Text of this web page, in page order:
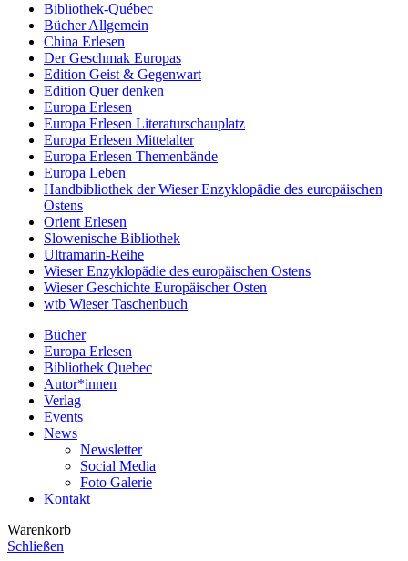
Bibliothek-Québec
Bücher Allgemein
China Erlesen
Der Geschmak Europas
Edition Geist & Gegenwart
Edition Quer denken
Europa Erlesen
Europa Erlesen Literaturschauplatz
Europa Erlesen Mittelalter
Europa Erlesen Themenbände
Europa Leben
Handbibliothek der Wieser Enzyklopädie des europäischen
Ostens
Orient Erlesen
Slowenische Bibliothek
Ultramarin-Reihe
Wieser Enzyklopädie des europäischen Ostens
Wieser Geschichte Europäischer Osten
wtb Wieser Taschenbuch
Bücher
Europa Erlesen
Bibliothek Quebec
Autor*innen
Verlag
Events
News
Newsletter
Social Media
Foto Galerie
Kontakt
Warenkorb
Schließen